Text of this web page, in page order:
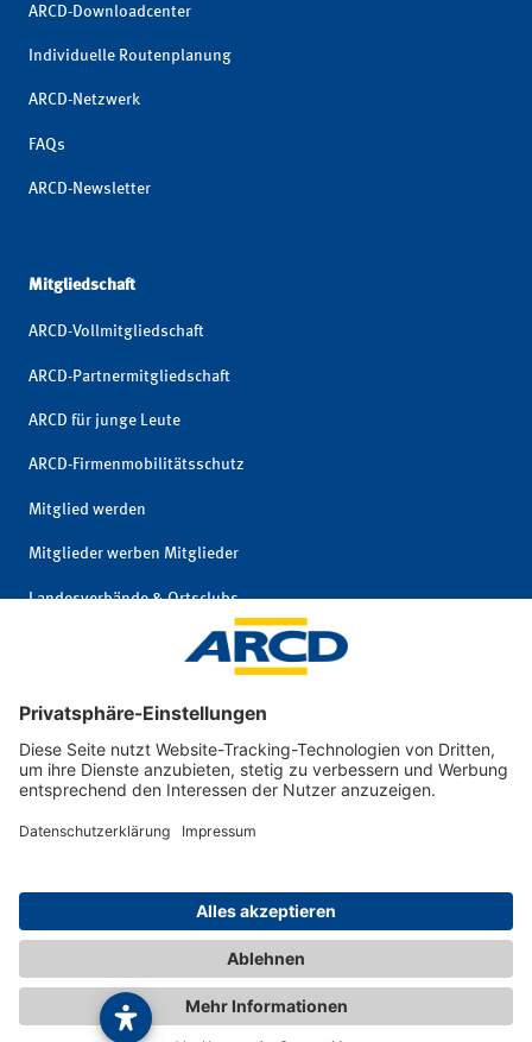
ARCD-Downloadcenter
Individuelle Routenplanung
ARCD-Netzwerk
FAQs
ARCD-Newsletter
Mitgliedschaft
ARCD-Vollmitgliedschaft
ARCD-Partnermitgliedschaft
ARCD für junge Leute
ARCD-Firmenmobilitätsschutz
Mitglied werden
Mitglieder werben Mitglieder
Landesverbände & Ortsclubs
Mitgliedschaft kündigen
Impressum
Datenschutz
Interne Meldestelle
Barrierefreiheit
© 2026 ARCD Auto-
Deutschland e. V.